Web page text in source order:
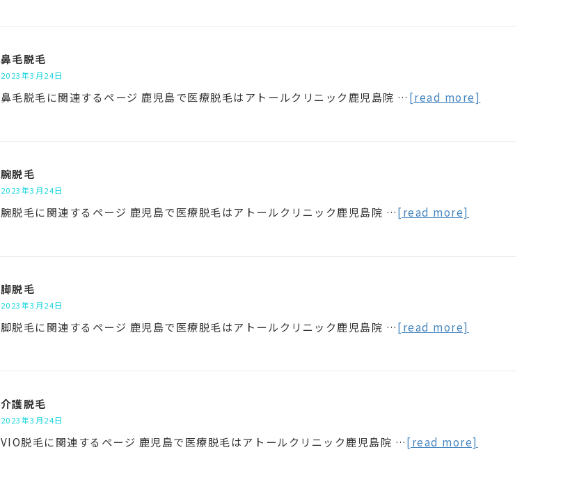
鼻毛脱毛
2023年3月24日
鼻毛脱毛に関連するページ 鹿児島で医療脱毛はアトールクリニック鹿児島院 … [read more]
腕脱毛
2023年3月24日
腕脱毛に関連するページ 鹿児島で医療脱毛はアトールクリニック鹿児島院 …[read more]
脚脱毛
2023年3月24日
脚脱毛に関連するページ 鹿児島で医療脱毛はアトールクリニック鹿児島院 …[read more]
介護脱毛
2023年3月24日
VIO脱毛に関連するページ 鹿児島で医療脱毛はアトールクリニック鹿児島院 …[read more]